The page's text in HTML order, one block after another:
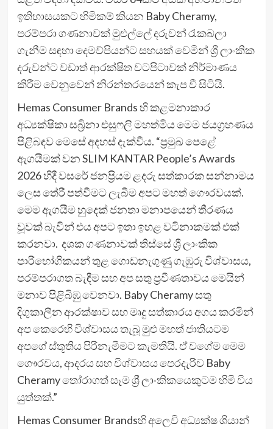
ඉතිහාසයකට හිමිකම් කියන Baby Cheramy,
පරම්පරා ගණනාවක් මුළුල්ලේ දරුවන් රැකබලා
ගැනීම සඳහා දෙමව්පියන්ට සහයක් වෙමින් ශ්‍රී ලාංකික
දරුවන්ට වඩාත් ආරක්ෂිත වටපිටාවක් නිර්මාණය
කිරීම වෙනුවෙන් නිරන්තරයෙන් කැප වී සිටියි.
Hemas Consumer Brands හි කළමනාකාර
අධ්‍යක්ෂිකා සබ්‍රිනා එසුෆලි මහත්මිය මෙම ජයග්‍රහණය
පිළිබඳව මෙසේ අදහස් දැක්වීය. “ප්‍රමුඛ පෙළේ
ඇගයීමක් වන SLIM KANTAR People’s Awards
2026 හිදී වසරේ ජනප්‍රියම ළදරු සත්කාරක සන්නාමය
ලෙස තේරී පත්වීමට ලැබීම අපට මහත් ගෞරවයක්.
මෙම ඇගයීම හුදෙක් ජනතා මනාපයෙන් තීරණය
වූවක් බැවින් එය අපට ඉතා ඉහළ වටිනාකමක් එක්
කරනවා. දශක ගණනාවක් තිස්සේ ශ්‍රී ලාංකික
පාරිභෝගිකයන් තුළ ගොඩනැගුණු ගැඹුරු විශ්වාසය,
පරම්පරාගත බැඳීම සහ අප සතු ප්‍රවීණතාවය මෙයින්
මනාව පිළිබිඹු වෙනවා. Baby Cheramy සතු
දිගුකාලීන ආරක්ෂාව සහ මෘදු සත්කාරය අගය කරමින්
අප කෙරෙහි විශ්වාසය තැබූ මුළු මහත් ජාතියටම
අපගේ ස්තූතිය පිරිනැමීමට කැමතියි. ඒ වගේම මෙම
ගෞරවය, ආදරය සහ විශ්වාසය පෙරදැරිව Baby
Cheramy තෝරාගත් සෑම ශ්‍රී ලාංකිකයෙකුටම හිමි විය
යුත්තක්.”
Hemas Consumer Brandsහි අලෙවි අධ්‍යක්ෂ ශියාන්